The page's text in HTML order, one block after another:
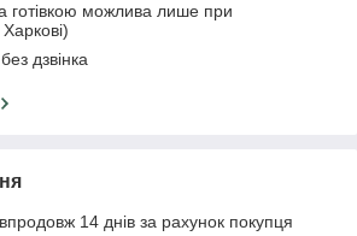
готівкою можлива лише при
дзвінка
14 днів за рахунок покупця